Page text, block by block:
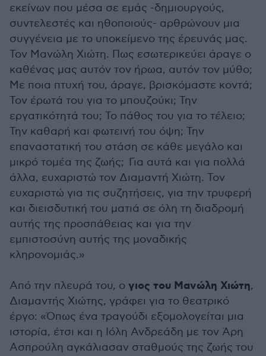
εκείνων που μέσα σε εμάς -δημιουργούς,
συντελεστές και ηθοποιούς- αρθρώνουν μια
συγγένεια με το υποκείμενο της έρευνάς μας.
Τον Μανώλη Χιώτη. Πως εσωτερικεύει άραγε ο
καθένας μας αυτόν τον ήρωα, αυτόν τον μύθο;
Με ποια πτυχή του, άραγε, βρισκόμαστε κοντά;
Τον έρωτά του για το μπουζούκι; Την
εργατικότητά του; Το πάθος του για το τέλειο;
Την καθαρή και φωτεινή του όψη; Την
επαναστατική του στάση σε κάθε μεγάλο και
μικρό τομέα της ζωής; Για αυτά και για πολλά
άλλα, ευχαριστώ τον Διαμαντή Χιώτη. Τον
ευχαριστώ για τις συζητήσεις, για την τρυφερή
και διεισδυτική του ματιά σε όλη τη διαδρομή
αυτής της προσπάθειας και για την
εμπιστοσύνη αυτής της μοναδικής
κληρονομιάς.»
Από την πλευρά του, ο γιος του Μανώλη Χιώτη,
Διαμαντής Χιώτης, γράφει για το θεατρικό
έργο: «Όπως ένα τραγούδι εξομολογείται μια
ιστορία, έτσι και η Ιόλη Ανδρεάδη με τον Άρη
Ασπρούλη αγκάλιασαν σταθμούς της ζωής του